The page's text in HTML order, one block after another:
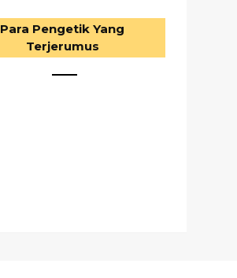
Para Pengetik Yang
Terjerumus